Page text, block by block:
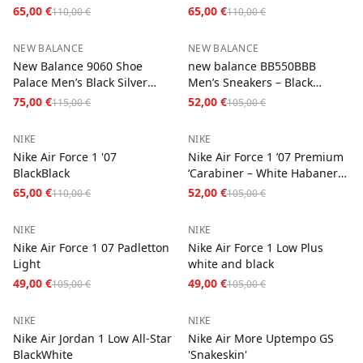
65,00 €110,00 €
65,00 €110,00 €
−35%
NEW BALANCE
New Balance 9060 Shoe
Palace Men’s Black Silver
Running Shoes
75,00 €115,00 €
−50%
NEW BALANCE
new balance BB550BBB
Men’s Sneakers – Black
Classic Casual Shoes
52,00 €105,00 €
−41
NIKE
Nike Air Force 1 '07
BlackBlack
65,00 €110,00 €
−50
NIKE
Nike Air Force 1 ’07 Premium
‘Carabiner – White Habanero
Red’
52,00 €105,00 €
−53
NIKE
Nike Air Force 1 07 Padletton
Light
49,00 €105,00 €
−53
NIKE
Nike Air Force 1 Low Plus
white and black
49,00 €105,00 €
−35
NIKE
Nike Air Jordan 1 Low All-Star
BlackWhite
−55
NIKE
Nike Air More Uptempo GS
'Snakeskin'